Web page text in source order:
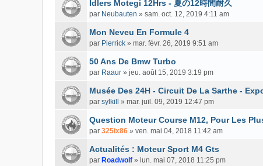
Idlers Motegi 12Hrs - 夏の12時間耐久
par Neubauten » sam. oct. 12, 2019 4:11 am
Mon Neveu En Formule 4
par Pierrick » mar. févr. 26, 2019 9:51 am
50 Ans De Bmw Turbo
par Raaur » jeu. août 15, 2019 3:19 pm
Musée Des 24H - Circuit De La Sarthe -
par sylkill » mar. juil. 09, 2019 12:47 pm
Question Moteur Course M12, Pour Les
par 325ix86 » ven. mai 04, 2018 11:42 am
Actualités : Moteur Sport M4 Gts
par Roadwolf » lun. mai 07, 2018 11:25 pm